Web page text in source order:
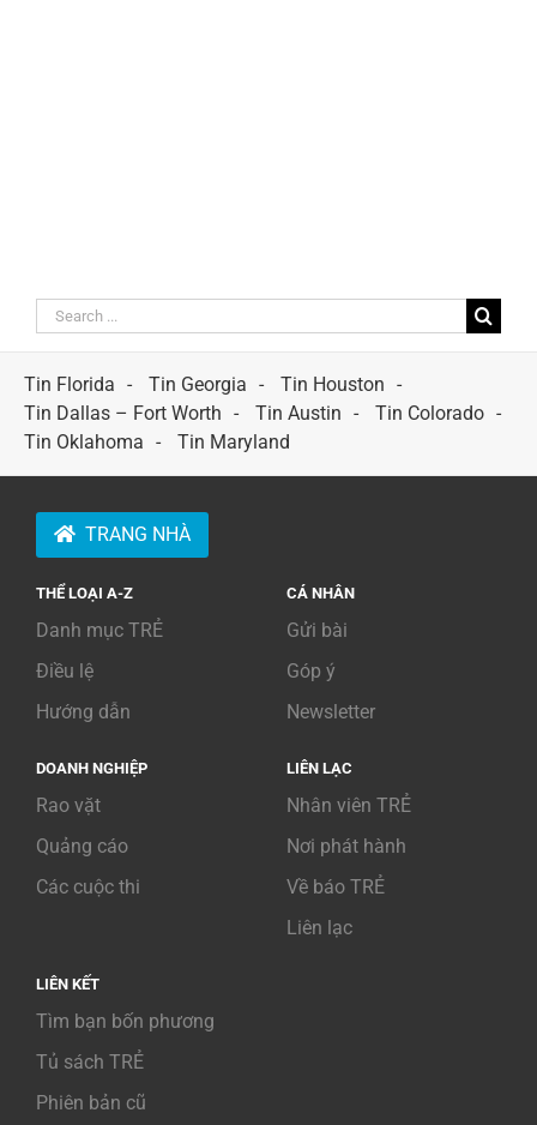
Search
for:
Tin Florida
Tin Georgia
Tin Houston
Tin Dallas – Fort Worth
Tin Austin
Tin Colorado
Tin Oklahoma
Tin Maryland
TRANG NHÀ
THỂ LOẠI A-Z
Danh mục TRẺ
Điều lệ
Hướng dẫn
CÁ NHÂN
Gửi bài
Góp ý
Newsletter
DOANH NGHIỆP
Rao vặt
Quảng cáo
Các cuộc thi
LIÊN LẠC
Nhân viên TRẺ
Nơi phát hành
Về báo TRẺ
Liên lạc
LIÊN KẾT
Tìm bạn bốn phương
Tủ sách TRẺ
Phiên bản cũ